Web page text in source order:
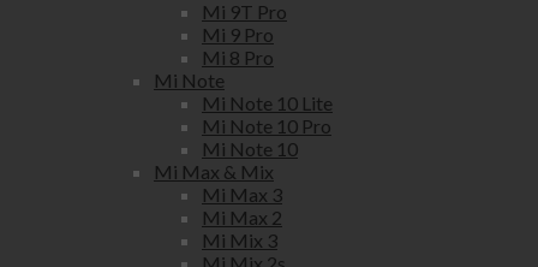
Mi 9T Pro
Mi 9 Pro
Mi 8 Pro
Mi Note
Mi Note 10 Lite
Mi Note 10 Pro
Mi Note 10
Mi Max & Mix
Mi Max 3
Mi Max 2
Mi Mix 3